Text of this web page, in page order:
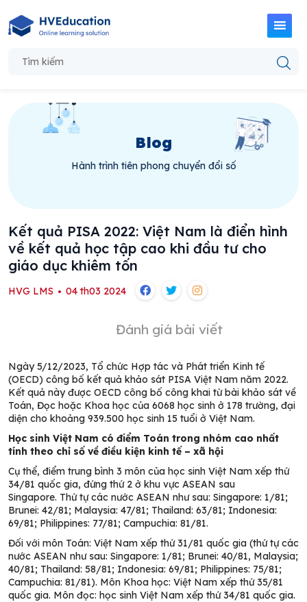
Blog
Hành trình tiên phong chuyển đổi số
Kết quả PISA 2022: Việt Nam là điển hình
về kết quả học tập cao khi đầu tư cho
giáo dục khiêm tốn
HVG LMS 04 th03 2024
Đánh giá bài viết
Ngày 5/12/2023, Tổ chức Hợp tác và Phát triển Kinh tế
(OECD) công bố kết quả khảo sát PISA Việt Nam năm 2022.
Kết quả này được OECD công bố công khai từ bài khảo sát về
Toán, Đọc hoặc Khoa học của 6068 học sinh ở 178 trường, đại
diện cho khoảng 939.500 học sinh 15 tuổi ở Việt Nam.
Học sinh Việt Nam có điểm Toán trong nhóm cao nhất
tính theo chỉ số về điều kiện kinh tế – xã hội
Cụ thể, điểm trung bình 3 môn của học sinh Việt Nam xếp thứ
34/81 quốc gia, đứng thứ 2 ở khu vực ASEAN sau
Singapore. Thứ tự các nước ASEAN như sau: Singapore: 1/81;
Brunei: 42/81; Malaysia: 47/81; Thailand: 63/81; Indonesia:
69/81; Philippines: 77/81; Campuchia: 81/81.
Đối với môn Toán: Việt Nam xếp thứ 31/81 quốc gia (thứ tự các
nước ASEAN như sau: Singapore: 1/81; Brunei: 40/81, Malaysia;
40/81; Thailand: 58/81; Indonesia: 69/81; Philippines: 75/81;
Campuchia: 81/81). Môn Khoa học: Việt Nam xếp thứ 35/81
quốc gia. Môn đọc: học sinh Việt Nam xếp thứ 34/81 quốc gia.